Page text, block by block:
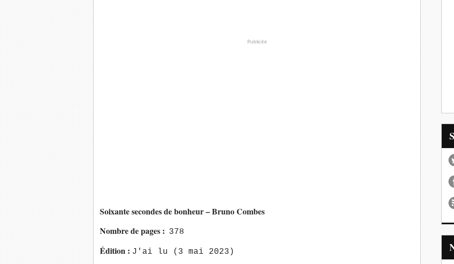
Publicité
Soixante secondes de bonheur – Bruno Combes
Nombre de pages : 378
Édition : J'ai lu (3 mai 2023)